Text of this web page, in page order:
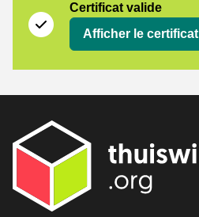
Certificat valide
Afficher le certificat